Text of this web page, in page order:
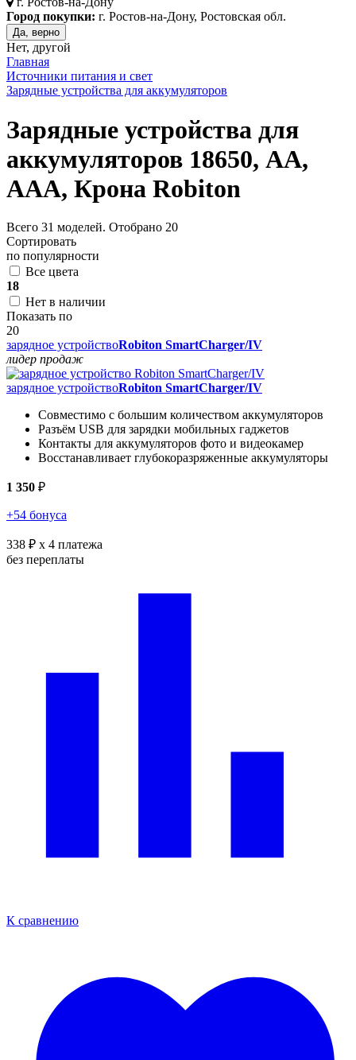
Город покупки: г. Ростов-на-Дону, Ростовская обл.
Да, верно
Нет, другой
Главная
Источники питания и свет
Зарядные устройства для аккумуляторов
Зарядные устройства для
аккумуляторов 18650, АА,
ААА, Крона Robiton
Всего 31 моделей. Отобрано 20
Сортировать
по популярности
Все цвета
18
Нет в наличии
Показать по
20
зарядное устройствоRobiton SmartCharger/IV
лидер продаж
зарядное устройствоRobiton SmartCharger/IV
Совместимо с большим количеством аккумуляторов
Разъём USB для зарядки мобильных гаджетов
Контакты для аккумуляторов фото и видеокамер
Восстанавливает глубокоразряженные аккумуляторы
1 350 ₽
+54 бонуса
338 ₽ x 4 платежа
без переплаты
К сравнению